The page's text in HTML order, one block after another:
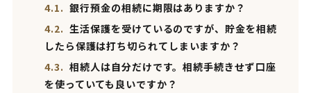
4.1. 銀行預金の相続に期限はありますか？
4.2. 生活保護を受けているのですが、貯金を相続
したら保護は打ち切られてしまいますか？
4.3. 相続人は自分だけです。相続手続きせず口座
を使っていても良いですか？